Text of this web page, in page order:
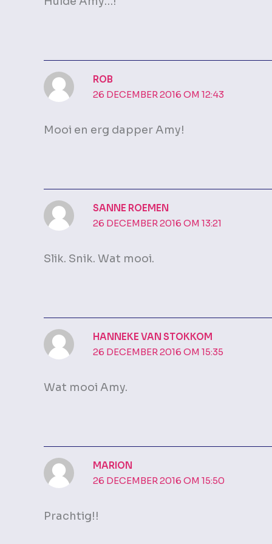
ROB
26 DECEMBER 2016 OM 12:43
Mooi en erg dapper Amy!
SANNE ROEMEN
26 DECEMBER 2016 OM 13:21
Slik. Snik. Wat mooi.
HANNEKE VAN STOKKOM
26 DECEMBER 2016 OM 15:35
Wat mooi Amy.
MARION
26 DECEMBER 2016 OM 15:50
Prachtig!!